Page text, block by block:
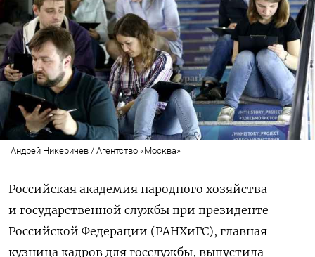
Андрей Никеричев / Агентство «Москва»
Российская академия народного хозяйства
и государственной службы при президенте
Российской Федерации (РАНХиГС), главная
кузница кадров для госслужбы, выпустила